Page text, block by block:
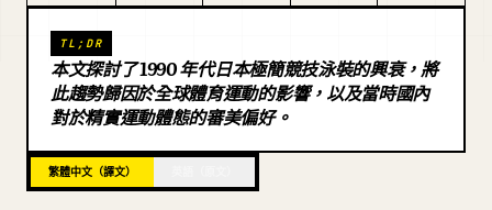
下載
部落格
更新
TL;DR
本文探討了 1990 年代日本極簡競技泳裝的興衰，將
此趨勢歸因於全球體育運動的影響，以及當時國內
對於精實運動體態的審美偏好。
繁體中文（譯文）